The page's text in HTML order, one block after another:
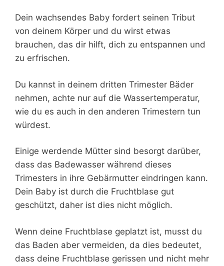
Dein wachsendes Baby fordert seinen Tribut
von deinem Körper und du wirst etwas
brauchen, das dir hilft, dich zu entspannen und
zu erfrischen.
Du kannst in deinem dritten Trimester Bäder
nehmen, achte nur auf die Wassertemperatur,
wie du es auch in den anderen Trimestern tun
würdest.
Einige werdende Mütter sind besorgt darüber,
dass das Badewasser während dieses
Trimesters in ihre Gebärmutter eindringen kann.
Dein Baby ist durch die Fruchtblase gut
geschützt, daher ist dies nicht möglich.
Wenn deine Fruchtblase geplatzt ist, musst du
das Baden aber vermeiden, da dies bedeutet,
dass deine Fruchtblase gerissen und nicht mehr